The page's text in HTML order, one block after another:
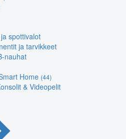
spottivalot
ja tarvikkeet
nauhat
Home (44)
& Videopelit